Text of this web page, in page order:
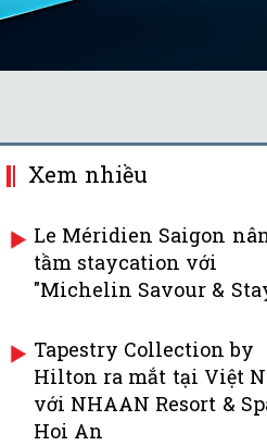
Xem nhiều
Le Méridien Saigon
tầm staycation với
"Michelin Savour &
Tapestry Collection by
Hilton ra mắt tại Việt
với NHAAN Resort &
Hoi An